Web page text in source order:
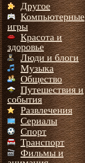
Другое
Компьютерные
игры
Красота и
здоровье
Люди и блоги
Музыка
Общество
Путешествия и
события
Развлечения
Сериалы
Спорт
Транспорт
Фильмы и